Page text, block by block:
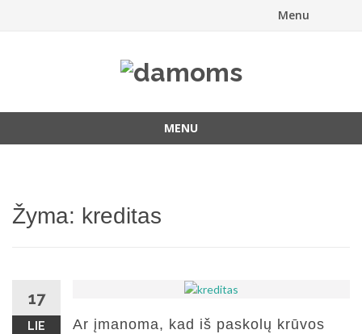
Menu
MENU
Žyma: kreditas
17
LIE
Ar įmanoma, kad iš paskolų krūvos